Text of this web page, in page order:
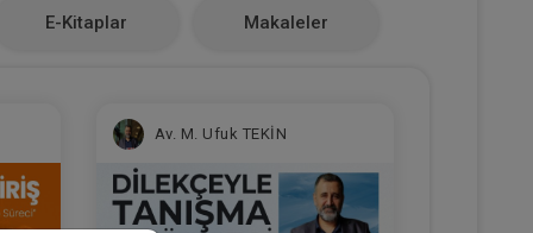
E-Kitaplar Makaleler
Av. M. Ufuk TEKİN